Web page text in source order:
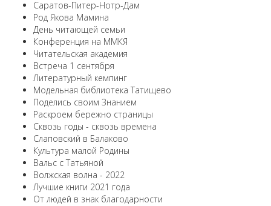
Саратов-Питер-Нотр-Дам
Род Якова Мамина
День читающей семьи
Конференция на ММКЯ
Читательская академия
Встреча 1 сентября
Литературный кемпинг
Модельная библиотека Татищево
Поделись своим Знанием
Раскроем бережно страницы
Сквозь годы - сквозь времена
Слаповский в Балаково
Культура малой Родины
Вальс с Татьяной
Волжская волна - 2022
Лучшие книги 2021 года
От людей в знак благодарности